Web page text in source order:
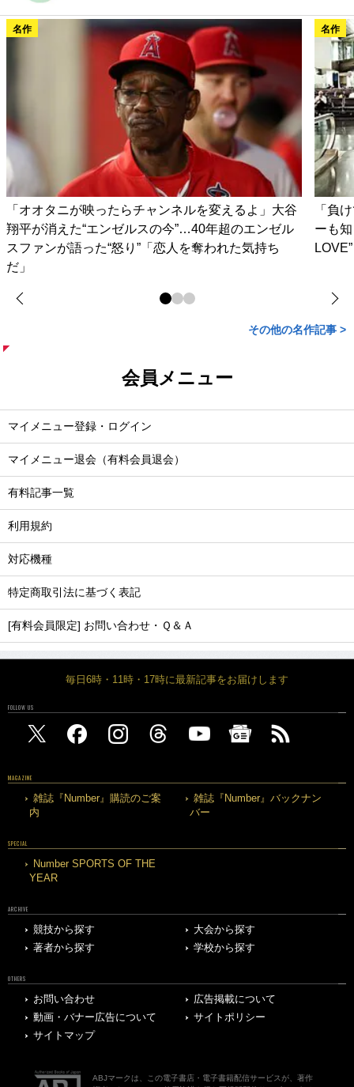
名作
「オオタニが映ったらチャンネルを変えるよ」大谷
翔平が消えた“エンゼルスの今”…40年超のエンゼル
スファンが語った“怒り”「恋人を奪われた気持ち
だ」
名作
「負
ーも
その他の名作記事 >
会員メニュー
マイメニュー登録・ログイン
マイメニュー退会（有料会員退会）
有料記事一覧
利用規約
対応機種
特定商取引法に基づく表記
[有料会員限定] お問い合わせ・Ｑ＆Ａ
毎日6時・11時・17時に最新記事をお届けします
FOLLOW US
MAGAZINE
雑誌『Number』購読のご案
内
雑誌『Number』バックナン
バー
SPECIAL
Number SPORTS OF THE
YEAR
ARCHIVE
競技から探す
大会から探す
著者から探す
学校から探す
OTHERS
お問い合わせ
広告掲載について
動画・バナー広告について
サイトポリシー
サイトマップ
ABJマークは、この電子書店・電子書籍配信サービスが、著作